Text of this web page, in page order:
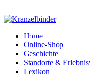
Home
Online-Shop
Geschichte
Standorte &
Lexikon